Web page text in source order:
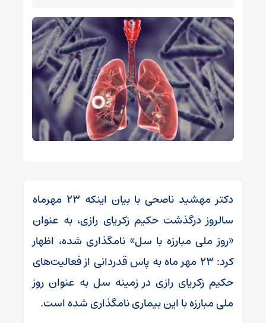
دکتر مهشید ناصحی با بیان اینکه ۲۳ مهرماه
سالروز درگذشت حکیم زکریای رازی، به عنوان
«روز ملی مبارزه با سل» نامگذاری شده، اظهار
کرد: ۲۳ مهر ماه به پاس قدردانی از فعالیت‌های
حکیم زکریای رازی در زمینه سل به عنوان روز
ملی مبارزه با این بیماری نامگذاری شده است.